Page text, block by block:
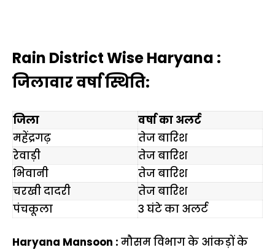
Rain District Wise Haryana :
जिलावार वर्षा स्थिति:
जिला
वर्षा का अलर्ट
महेंद्रगढ़
तेज बारिश
रेवाड़ी
तेज बारिश
भिवानी
तेज बारिश
चरखी दादरी
तेज बारिश
पंचकूला
3 घंटे का अलर्ट
Haryana Mansoon : मौसम विभाग के आंकड़ों के